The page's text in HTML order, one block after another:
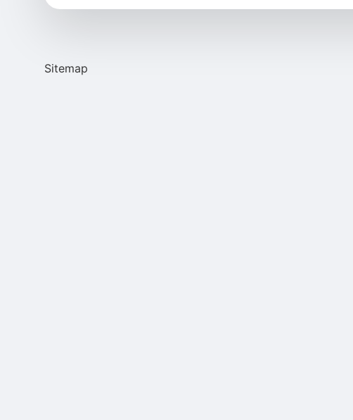
Sitemap